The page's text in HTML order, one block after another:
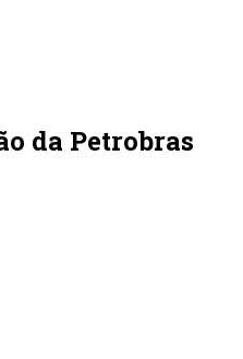
da Petrobras